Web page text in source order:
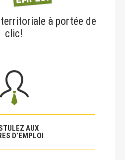
territoriale à portée de
clic!
AUX
D’EMPLOI